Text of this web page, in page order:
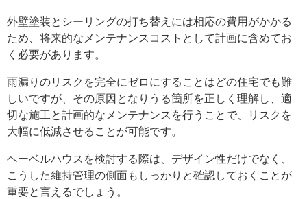
外壁塗装とシーリングの打ち替えには相応の費用がかかる
ため、将来的なメンテナンスコストとして計画に含めてお
く必要があります。
雨漏りのリスクを完全にゼロにすることはどの住宅でも難
しいですが、その原因となりうる箇所を正しく理解し、適
切な施工と計画的なメンテナンスを行うことで、リスクを
大幅に低減させることが可能です。
ヘーベルハウスを検討する際は、デザイン性だけでなく、
こうした維持管理の側面もしっかりと確認しておくことが
重要と言えるでしょう。